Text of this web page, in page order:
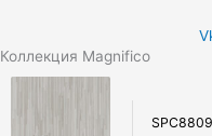
Коллекция Мagnifico
SPC8809